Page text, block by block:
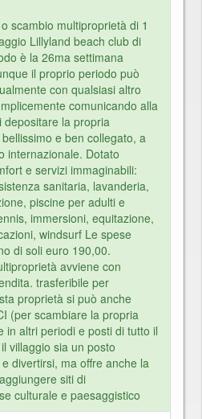
scambio multiproprietà di 1
Lillyland beach club di
è la 26ma settimana
il proprio periodo può
con qualsiasi altro
comunicando alla
depositare la propria
e ben collegato, a
internazionale. Dotato
e servizi immaginabili:
sanitaria, lavanderia,
piscine per adulti e
immersioni, equitazione,
windsurf Le spese
di soli euro 190,00.
avviene con
trasferibile per
proprietà si può anche
(per scambiare la propria
in altri periodi e posti di tutto il
villaggio sia un posto
divertirsi, ma offre anche la
siti di
culturale e paesaggistico